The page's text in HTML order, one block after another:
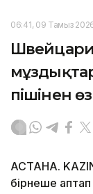
06:41, 09 Тамыз
пішінен
АСТАНА.
бірнеше